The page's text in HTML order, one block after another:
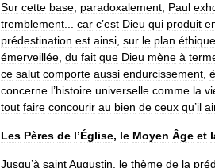
Sur cette base paradoxalement Paul
tremblement
car c’est Dieu qui produit
prédestination est ainsi sur le plan éthique
émerveillée du fait que Dieu mène à
ce salut comporte aussi endurcissement
concerne l’histoire universelle comme la
tout faire concourir au bien de ceux qu’il
Les Pères de l’Église, le Moyen Âge et
Jusqu’à saintAugustin le thème de la